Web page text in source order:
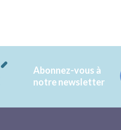
Abonnez-vous à
notre newsletter